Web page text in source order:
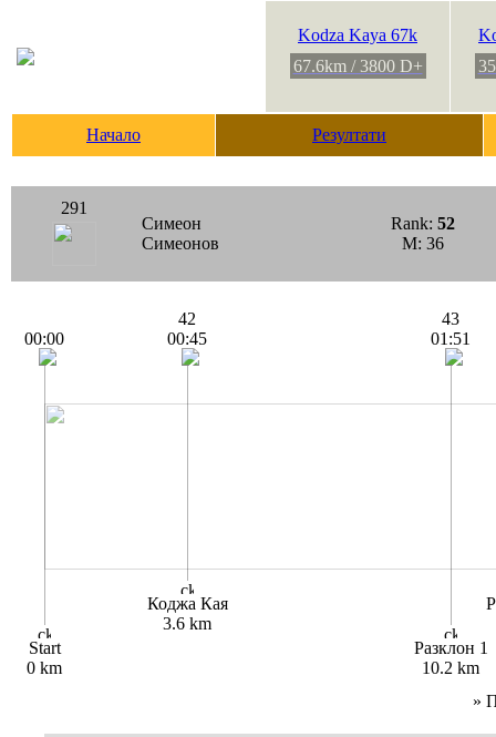
Kodza Kaya 67k
67.6km / 3800 D+
Начало Резултати
291
Симеон
Симеонов
Rank: 52
M: 36
Start
0 km
00:00
Коджа Кая
3.6 km
42
00:45
Разклон 1
10.2 km
43
01:51
»